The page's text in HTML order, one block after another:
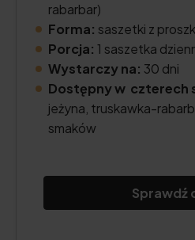
rabarbar)
Forma: saszetki z
Porcja: 1 saszetka
Wystarczy na: 30 dni
Dostępny w czterech
jeżyna, truskawka-
smaków
Sprawdź